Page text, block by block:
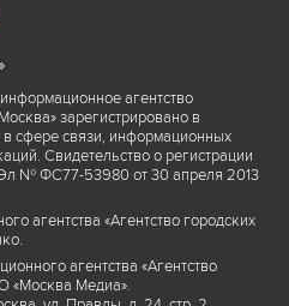
агентство
зарегистрировано в
сфере связи, информационных
Свидетельство о регистрации
№ ФС77-53980 от 30 апреля 2013
агентства «Агентство городских
агентства «Агентство
«Москва Медиа».